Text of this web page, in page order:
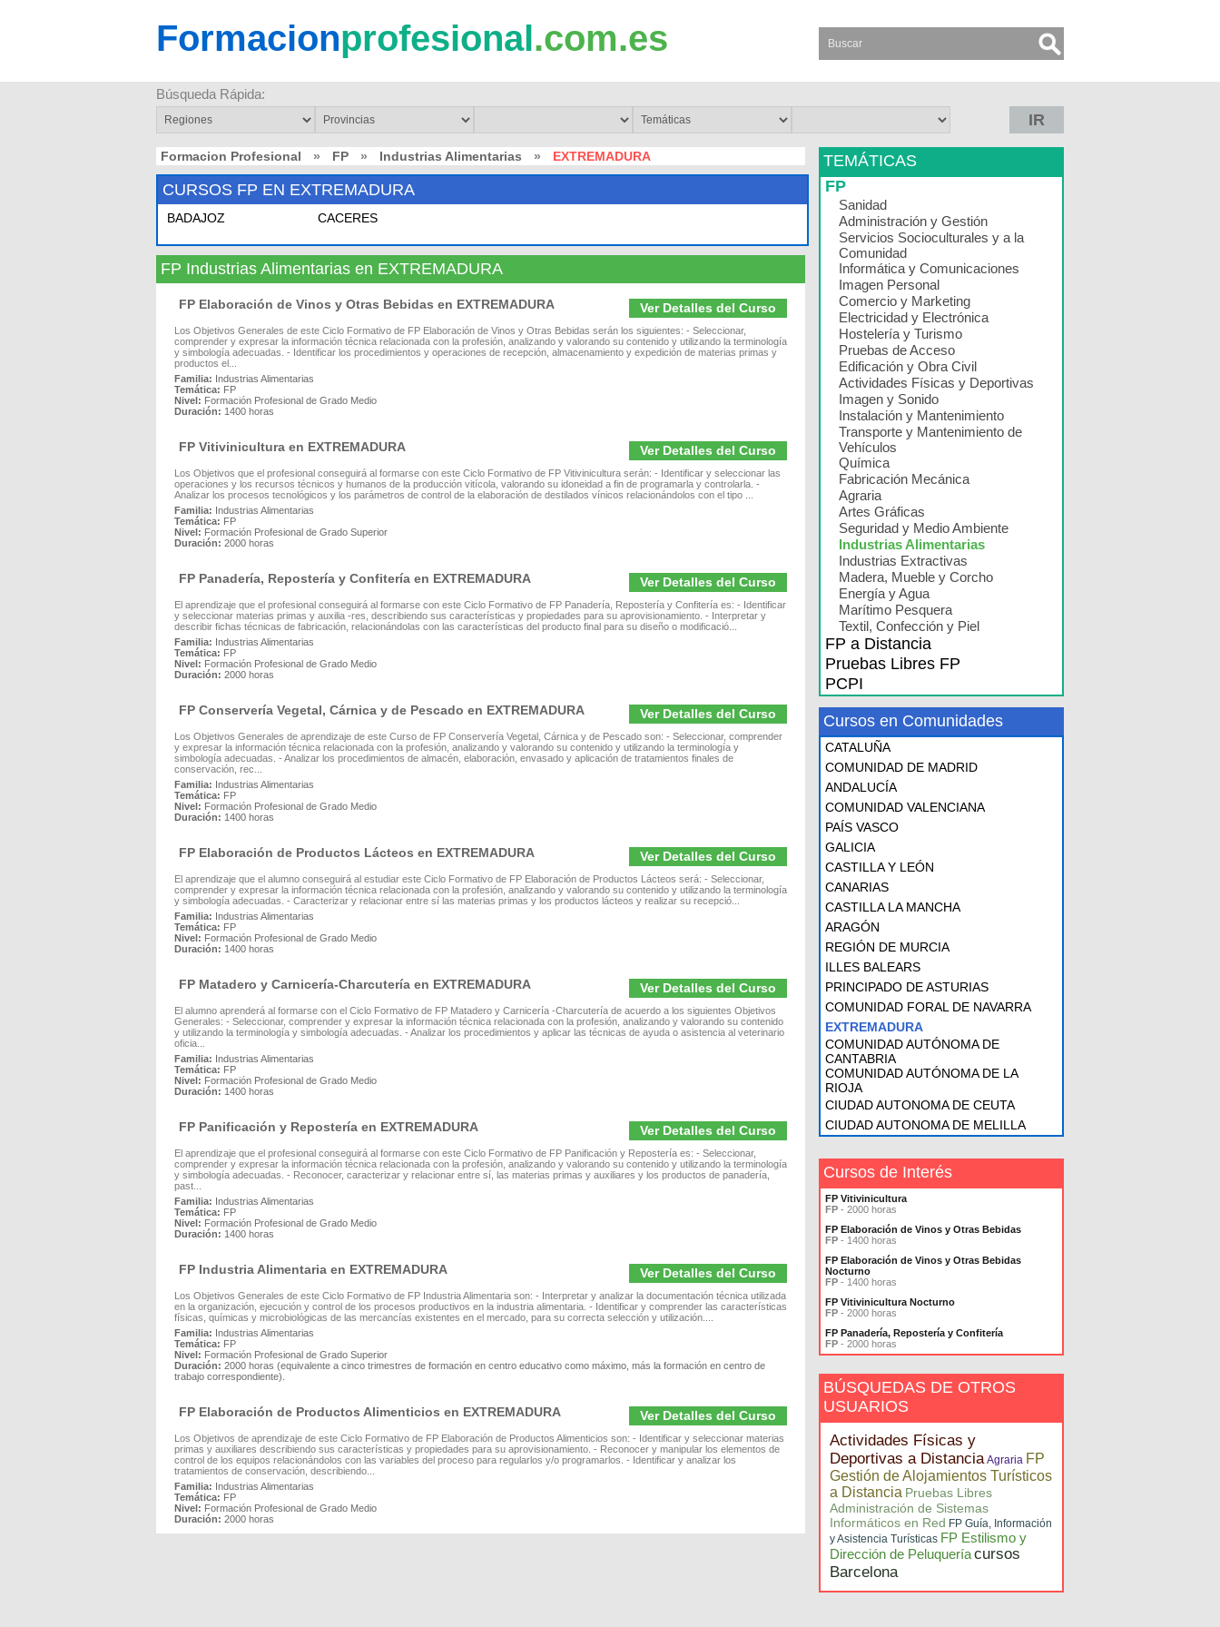
Formacionprofesional.com.es
Búsqueda Rápida:
IR
Formacion Profesional » FP » Industrias Alimentarias » EXTREMADURA
CURSOS FP EN EXTREMADURA
BADAJOZ CACERES
FP Industrias Alimentarias en EXTREMADURA
Ver Detalles del Curso
FP Elaboración de Vinos y Otras Bebidas en EXTREMADURA
Los Objetivos Generales de este Ciclo Formativo de FP Elaboración de Vinos y Otras Bebidas serán los siguientes: - Seleccionar,
comprender y expresar la información técnica relacionada con la profesión, analizando y valorando su contenido y utilizando la terminología
y simbología adecuadas. - Identificar los procedimientos y operaciones de recepción, almacenamiento y expedición de materias primas y
productos el...
Familia: Industrias Alimentarias
Temática: FP
Nivel: Formación Profesional de Grado Medio
Duración: 1400 horas
Ver Detalles del Curso
FP Vitivinicultura en EXTREMADURA
Los Objetivos que el profesional conseguirá al formarse con este Ciclo Formativo de FP Vitivinicultura serán: - Identificar y seleccionar las
operaciones y los recursos técnicos y humanos de la producción vitícola, valorando su idoneidad a fin de programarla y controlarla. -
Analizar los procesos tecnológicos y los parámetros de control de la elaboración de destilados vínicos relacionándolos con el tipo ...
Familia: Industrias Alimentarias
Temática: FP
Nivel: Formación Profesional de Grado Superior
Duración: 2000 horas
Ver Detalles del Curso
FP Panadería, Repostería y Confitería en EXTREMADURA
El aprendizaje que el profesional conseguirá al formarse con este Ciclo Formativo de FP Panadería, Repostería y Confitería es: - Identificar
y seleccionar materias primas y auxilia -res, describiendo sus características y propiedades para su aprovisionamiento. - Interpretar y
describir fichas técnicas de fabricación, relacionándolas con las características del producto final para su diseño o modificació...
Familia: Industrias Alimentarias
Temática: FP
Nivel: Formación Profesional de Grado Medio
Duración: 2000 horas
Ver Detalles del Curso
FP Conservería Vegetal, Cárnica y de Pescado en EXTREMADURA
Los Objetivos Generales de aprendizaje de este Curso de FP Conservería Vegetal, Cárnica y de Pescado son: - Seleccionar, comprender
y expresar la información técnica relacionada con la profesión, analizando y valorando su contenido y utilizando la terminología y
simbología adecuadas. - Analizar los procedimientos de almacén, elaboración, envasado y aplicación de tratamientos finales de
conservación, rec...
Familia: Industrias Alimentarias
Temática: FP
Nivel: Formación Profesional de Grado Medio
Duración: 1400 horas
Ver Detalles del Curso
FP Elaboración de Productos Lácteos en EXTREMADURA
El aprendizaje que el alumno conseguirá al estudiar este Ciclo Formativo de FP Elaboración de Productos Lácteos será: - Seleccionar,
comprender y expresar la información técnica relacionada con la profesión, analizando y valorando su contenido y utilizando la terminología
y simbología adecuadas. - Caracterizar y relacionar entre sí las materias primas y los productos lácteos y realizar su recepció...
Familia: Industrias Alimentarias
Temática: FP
Nivel: Formación Profesional de Grado Medio
Duración: 1400 horas
Ver Detalles del Curso
FP Matadero y Carnicería-Charcutería en EXTREMADURA
El alumno aprenderá al formarse con el Ciclo Formativo de FP Matadero y Carnicería -Charcutería de acuerdo a los siguientes Objetivos
Generales: - Seleccionar, comprender y expresar la información técnica relacionada con la profesión, analizando y valorando su contenido
y utilizando la terminología y simbología adecuadas. - Analizar los procedimientos y aplicar las técnicas de ayuda o asistencia al veterinario
oficia...
Familia: Industrias Alimentarias
Temática: FP
Nivel: Formación Profesional de Grado Medio
Duración: 1400 horas
Ver Detalles del Curso
FP Panificación y Repostería en EXTREMADURA
El aprendizaje que el profesional conseguirá al formarse con este Ciclo Formativo de FP Panificación y Repostería es: - Seleccionar,
comprender y expresar la información técnica relacionada con la profesión, analizando y valorando su contenido y utilizando la terminología
y simbología adecuadas. - Reconocer, caracterizar y relacionar entre sí, las materias primas y auxiliares y los productos de panadería,
past...
Familia: Industrias Alimentarias
Temática: FP
Nivel: Formación Profesional de Grado Medio
Duración: 1400 horas
Ver Detalles del Curso
FP Industria Alimentaria en EXTREMADURA
Los Objetivos Generales de este Ciclo Formativo de FP Industria Alimentaria son: - Interpretar y analizar la documentación técnica utilizada
en la organización, ejecución y control de los procesos productivos en la industria alimentaria. - Identificar y comprender las características
físicas, químicas y microbiológicas de las mercancías existentes en el mercado, para su correcta selección y utilización....
Familia: Industrias Alimentarias
Temática: FP
Nivel: Formación Profesional de Grado Superior
Duración: 2000 horas (equivalente a cinco trimestres de formación en centro educativo como máximo, más la formación en centro de
trabajo correspondiente).
Ver Detalles del Curso
FP Elaboración de Productos Alimenticios en EXTREMADURA
Los Objetivos de aprendizaje de este Ciclo Formativo de FP Elaboración de Productos Alimenticios son: - Identificar y seleccionar materias
primas y auxiliares describiendo sus características y propiedades para su aprovisionamiento. - Reconocer y manipular los elementos de
control de los equipos relacionándolos con las variables del proceso para regularlos y/o programarlos. - Identificar y analizar los
tratamientos de conservación, describiendo...
Familia: Industrias Alimentarias
Temática: FP
Nivel: Formación Profesional de Grado Medio
Duración: 2000 horas
TEMÁTICAS
FP
Sanidad
Administración y Gestión
Servicios Socioculturales y a la
Comunidad
Informática y Comunicaciones
Imagen Personal
Comercio y Marketing
Electricidad y Electrónica
Hostelería y Turismo
Pruebas de Acceso
Edificación y Obra Civil
Actividades Físicas y Deportivas
Imagen y Sonido
Instalación y Mantenimiento
Transporte y Mantenimiento de
Vehículos
Química
Fabricación Mecánica
Agraria
Artes Gráficas
Seguridad y Medio Ambiente
Industrias Alimentarias
Industrias Extractivas
Madera, Mueble y Corcho
Energía y Agua
Marítimo Pesquera
Textil, Confección y Piel
FP a Distancia
Pruebas Libres FP
PCPI
Cursos en Comunidades
CATALUÑA
COMUNIDAD DE MADRID
ANDALUCÍA
COMUNIDAD VALENCIANA
PAÍS VASCO
GALICIA
CASTILLA Y LEÓN
CANARIAS
CASTILLA LA MANCHA
ARAGÓN
REGIÓN DE MURCIA
ILLES BALEARS
PRINCIPADO DE ASTURIAS
COMUNIDAD FORAL DE NAVARRA
EXTREMADURA
COMUNIDAD AUTÓNOMA DE
CANTABRIA
COMUNIDAD AUTÓNOMA DE LA
RIOJA
CIUDAD AUTONOMA DE CEUTA
CIUDAD AUTONOMA DE MELILLA
Cursos de Interés
FP Vitivinicultura
FP - 2000 horas
FP Elaboración de Vinos y Otras Bebidas
FP - 1400 horas
FP Elaboración de Vinos y Otras Bebidas
Nocturno
FP - 1400 horas
FP Vitivinicultura Nocturno
FP - 2000 horas
FP Panadería, Repostería y Confitería
FP - 2000 horas
BÚSQUEDAS DE OTROS
USUARIOS
Actividades Físicas y
Deportivas a Distancia Agraria FP
Gestión de Alojamientos Turísticos
a Distancia Pruebas Libres
Administración de Sistemas
Informáticos en Red FP Guía, Información
y Asistencia Turísticas FP Estilismo y
Dirección de Peluqueríacursos
Barcelona